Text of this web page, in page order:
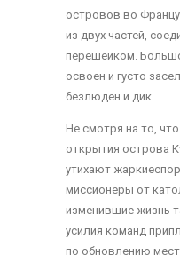
островов во
из двух частей,
перешейком.
освоен и густо
безлюден и дик.
Не смотря на то,
открытия острова
утихают
миссионеры от
изменившие жизнь
усилия команд
по обновлению